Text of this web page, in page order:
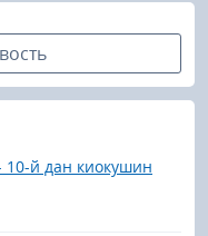
й дан киокушин